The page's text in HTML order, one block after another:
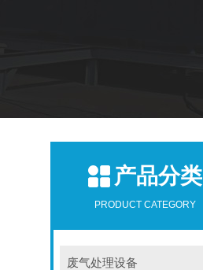
产品分类
PRODUCT CATEGORY
废气处理设备